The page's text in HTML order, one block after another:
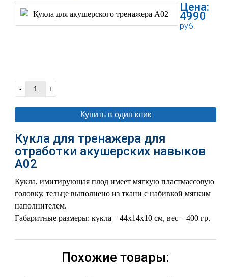
Цена:
4990
руб.
- +
Купить в один клик
Кукла для тренажера для
отработки акушерских навыков
А02
Кукла, имитирующая плод имеет мягкую пластмассовую
головку, тельце выполнено из ткани с набивкой мягким
наполнителем.
Габаритные размеры: кукла – 44х14х10 см, вес – 400 гр.
Похожие товары: